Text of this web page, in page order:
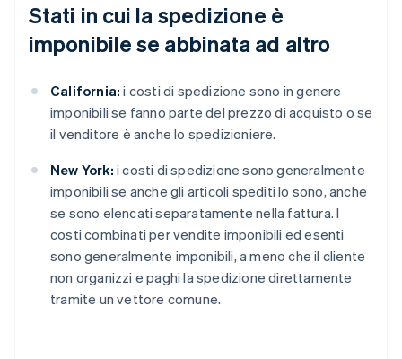
Stati in cui la spedizione è
imponibile se abbinata ad altro
California: i costi di spedizione sono in genere
imponibili se fanno parte del prezzo di acquisto o se
il venditore è anche lo spedizioniere.
New York: i costi di spedizione sono generalmente
imponibili se anche gli articoli spediti lo sono, anche
se sono elencati separatamente nella fattura. I
costi combinati per vendite imponibili ed esenti
sono generalmente imponibili, a meno che il cliente
non organizzi e paghi la spedizione direttamente
tramite un vettore comune.